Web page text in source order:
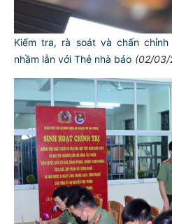
Kiểm tra, rà soát và chấn
nhầm lẫn với Thẻ nhà báo (02/03/